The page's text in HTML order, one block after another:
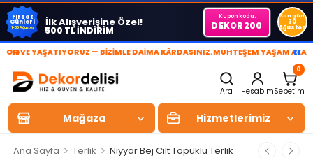
Fırsat
Günleri
1-30 Ağustos İlk Alışverişine Özel!
500 TL İNDİRİM
Kupon kodu:
DEKOR200
Son gün
30
Ağustos
»YAŞATIYORUZ — BİZİMLE DAİMA KÂRDASINIZ.MUHTEŞEM YAŞAM «
Ara Hesabım
0
Sepetim
Mağaza Hizmetlerimiz
Ana Sayfa > Terlik > Niyyar Bej Cilt Topuklu Terlik